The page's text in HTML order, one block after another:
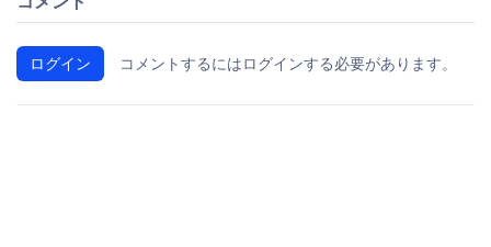
ログイン コメントするにはログインする必要があります。